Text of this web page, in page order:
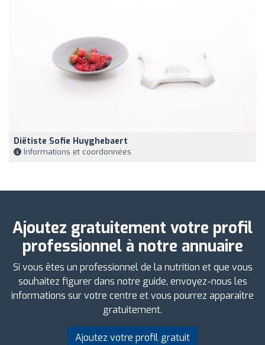
Diëtiste Sofie Huyghebaert
Informations et coordonnées
Ajoutez gratuitement votre profil
professionnel à notre annuaire
Si vous êtes un professionnel de la nutrition et que vous
souhaitez figurer dans notre guide, envoyez-nous les
informations sur votre centre et vous pourrez apparaître
gratuitement.
Ajoutez votre profil gratuit